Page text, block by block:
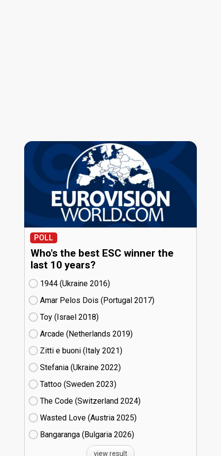
POLL
Who's the best ESC winner the
last 10 years?
1944 (Ukraine
16)
Amar Pelos Dois (Portugal
17)
Toy (Israel
18)
Arcade (Netherlands
19)
Zitti e buoni​ (Italy
21)
Stefania (Ukraine
22)
Tattoo (Sweden
23)
The Code (Switzerland
24)
Wasted Love (Austria
25)
Bangaranga (Bulgaria
26)
view result